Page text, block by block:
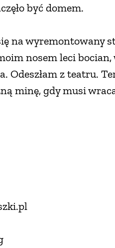
być domem.
na wyremontowany
nosem leci
Odeszłam z teatru.
minę, gdy musi